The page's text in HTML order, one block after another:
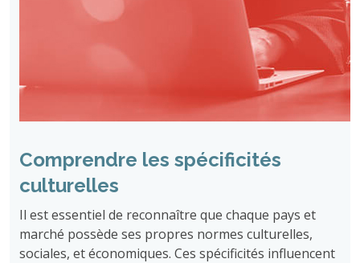
Comprendre les spécificités
culturelles
Il est essentiel de reconnaître que chaque pays et
marché possède ses propres normes culturelles,
sociales, et économiques. Ces spécificités influencent